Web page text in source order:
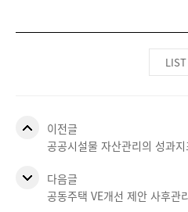
LIST
이전글
공공시설물 자산관리의 성과
다음글
공동주택 VE개선 제안 사후관